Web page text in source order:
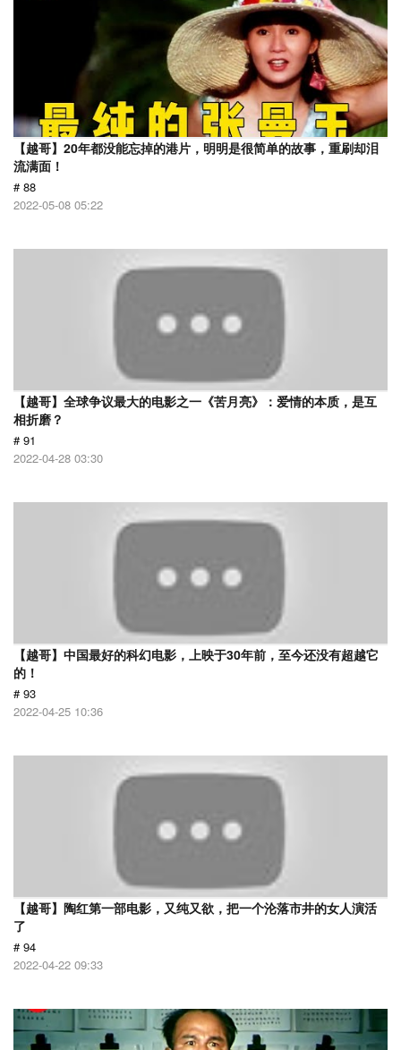
【越哥】20年都没能忘掉的港片，明明是很简单的故事，重刷却泪
流满面！
# 88
2022-05-08 05:22
【越哥】全球争议最大的电影之一《苦月亮》：爱情的本质，是互
相折磨？
# 91
2022-04-28 03:30
【越哥】中国最好的科幻电影，上映于30年前，至今还没有超越它
的！
# 93
2022-04-25 10:36
【越哥】陶红第一部电影，又纯又欲，把一个沦落市井的女人演活
了
# 94
2022-04-22 09:33